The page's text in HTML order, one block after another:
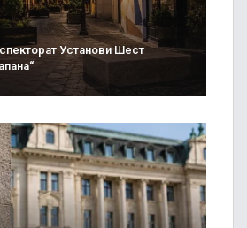
Установи Шест